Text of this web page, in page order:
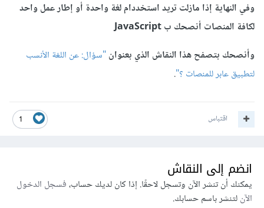
وفي النهاية إذا مازلت تريد استخددام لغة واحدة أو إطار عمل واحد
لكافة المنصات أنصحك ب JavaScript
وأنصحك بتصفح هذا النقاش الذي بعنوان"سؤال: عن اللغة الأنسب
لتطبيق عابر للمنصات ؟".
1 اقتباس
انضم إلى النقاش
يمكنك أن تنشر الآن وتسجل لاحقًا. إذا كان لديك حساب،فسجل الدخول
الآنلتنشر باسم حسابك.